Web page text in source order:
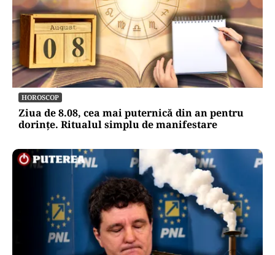
HOROSCOP
Ziua de 8.08, cea mai puternică din an pentru
dorințe. Ritualul simplu de manifestare